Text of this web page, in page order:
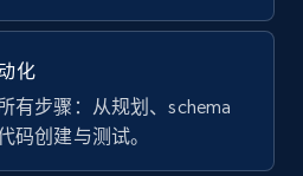
Collects products by
Description, Initial
Reviews count, and
化
有步骤：从规划、schema
码创建与测试。